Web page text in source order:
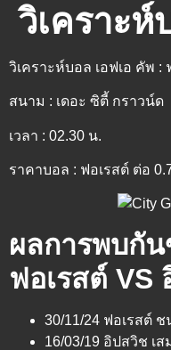
วิเคราะห์
วิเคราะห์บอล เอฟเอ คัพ :
สนาม : เดอะ ซิตี้ กราวน์ด
เวลา : 02.30 น.
ราคาบอล : ฟอเรสต์ ต่อ
ผลการพบกั
ฟอเรสต์ VS
30/11/24 ฟอเรสต์
16/03/19 อิปสวิช เส